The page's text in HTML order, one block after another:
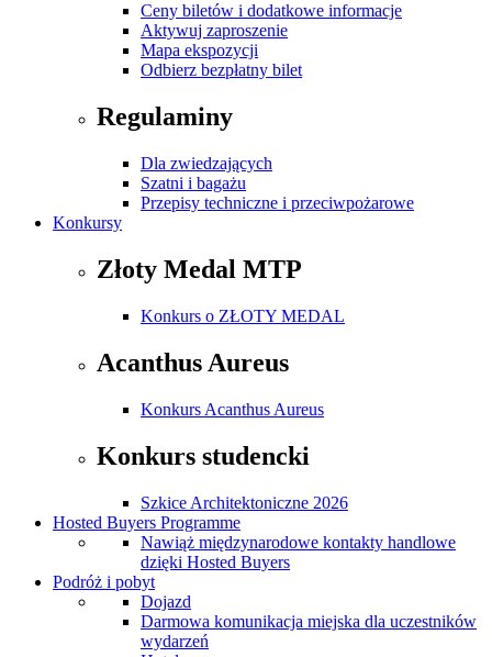
Ceny biletów i dodatkowe informacje
Aktywuj zaproszenie
Mapa ekspozycji
Odbierz bezpłatny bilet
Regulaminy
Dla zwiedzających
Szatni i bagażu
Przepisy techniczne i przeciwpożarowe
Konkursy
Złoty Medal MTP
Konkurs o ZŁOTY MEDAL
Acanthus Aureus
Konkurs Acanthus Aureus
Konkurs studencki
Szkice Architektoniczne 2026
Hosted Buyers Programme
Nawiąż międzynarodowe kontakty handlowe
dzięki Hosted Buyers
Podróż i pobyt
Dojazd
Darmowa komunikacja miejska dla uczestników
wydarzeń